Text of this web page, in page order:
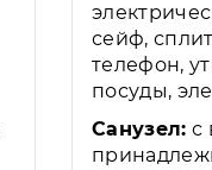
сейф,
телефон,
посуды,
Санузел: с